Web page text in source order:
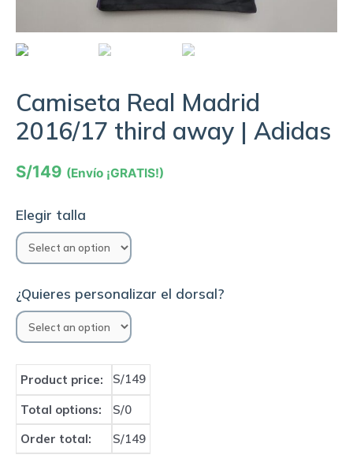
Camiseta Real Madrid
2016/17 third away | Adidas
S/149 (Envío ¡GRATIS!)
Elegir talla
¿Quieres personalizar el dorsal?
Product price: S/149
Total options:
S/0
Order total:
S/149